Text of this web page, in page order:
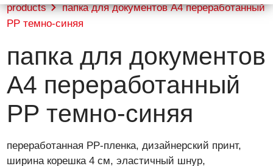
products
папка для документов А4 переработанный
РР темно-синяя
папка для документов
А4 переработанный
РР темно-синяя
переработанная PP-пленка, дизайнерский принт,
ширина корешка 4 см, эластичный шнур,